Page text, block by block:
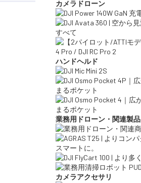
カメラドローン
ハンドヘルド
業務用ドローン・関連製品
カメラアクセサリ